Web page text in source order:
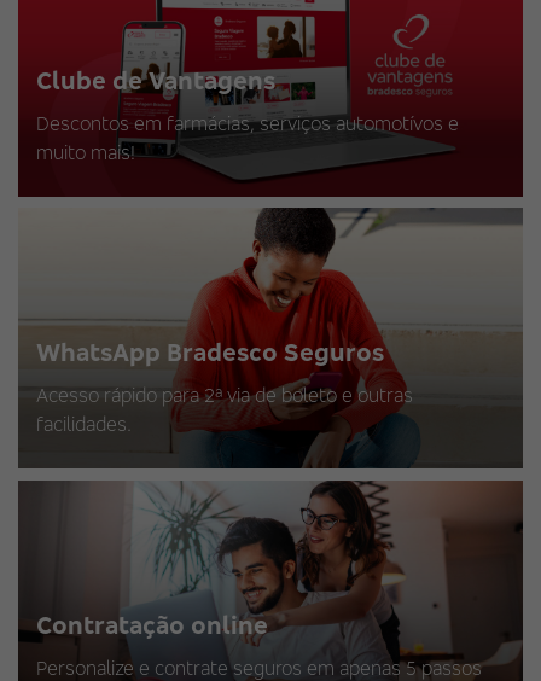
Clube de Vantagens
Descontos em farmácias, serviços automotívos e
muito mais!
WhatsApp Bradesco Seguros
Acesso rápido para 2ª via de boleto e outras
facilidades.
Contratação online
Personalize e contrate seguros em apenas 5 passos